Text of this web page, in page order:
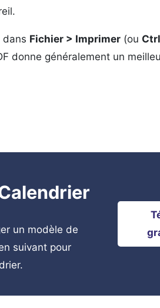
dans Fichier > Imprimer(ou
donne généralement un
un modèle de
suivant pour